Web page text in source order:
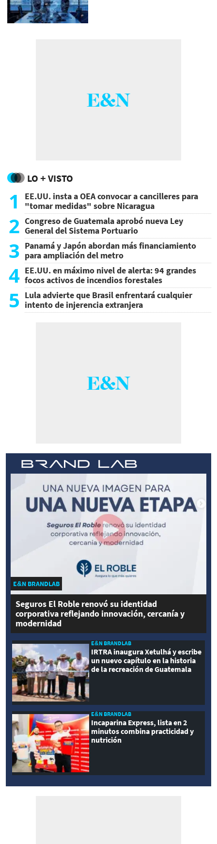
LO + VISTO
1
EE.UU. insta a OEA convocar a cancilleres para
"tomar medidas" sobre Nicaragua
2 Congreso de Guatemala aprobó nueva Ley
General del Sistema Portuario
3 Panamá y Japón abordan más financiamiento
para ampliación del metro
4 EE.UU. en máximo nivel de alerta: 94 grandes
focos activos de incendios forestales
5 Lula advierte que Brasil enfrentará cualquier
intento de injerencia extranjera
E&N BRANDLAB
Seguros El Roble renovó su identidad
corporativa reflejando innovación, cercanía y
modernidad
E&N BRANDLAB
IRTRA inaugura Xetulhá y escribe
un nuevo capítulo en la historia
de la recreación de Guatemala
E&N BRANDLAB
Incaparina Express, lista en 2
minutos combina practicidad y
nutrición